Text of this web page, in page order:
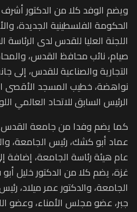
ويضم الوفد كلا من الدكتور
الحكومة الفلسطينية الجديدة،
اللجنة العليا للقدس لدى الرئاسة
صيام، نائب محافظ القدس،
التجارية والصناعية للقدس، إلى
نواهضة، خطيب المسجد الأقصى
الرئيس السابق للاتحاد العالمي
كما يضم وفدا من جامعة القدس
عماد أبو كشك، رئيس الجامعة،
عام هيئة رئاسة الجامعة، إضافة
غزة، يضم كلا من الدكتور خليل
الجامعة، والدكتور عمر ميلاد،
جبر، عضو مجلس الأمناء، وعضو